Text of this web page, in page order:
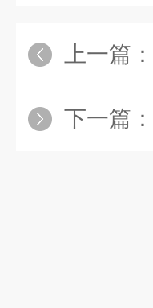
上一篇：
下一篇：